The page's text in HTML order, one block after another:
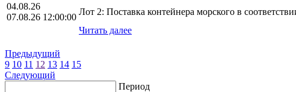
04.08.26
07.08.26 12:00:00
Лот 2: Поставка контейнера морского в
Читать далее
Предыдущий
9 10 11 12 13 14 15
Следующий
Период